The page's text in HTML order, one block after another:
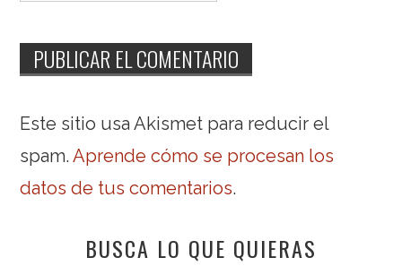
Este sitio usa Akismet para reducir el
spam.Aprende cómo se procesan los
datos de tus comentarios.
BUSCA LO QUE QUIERAS